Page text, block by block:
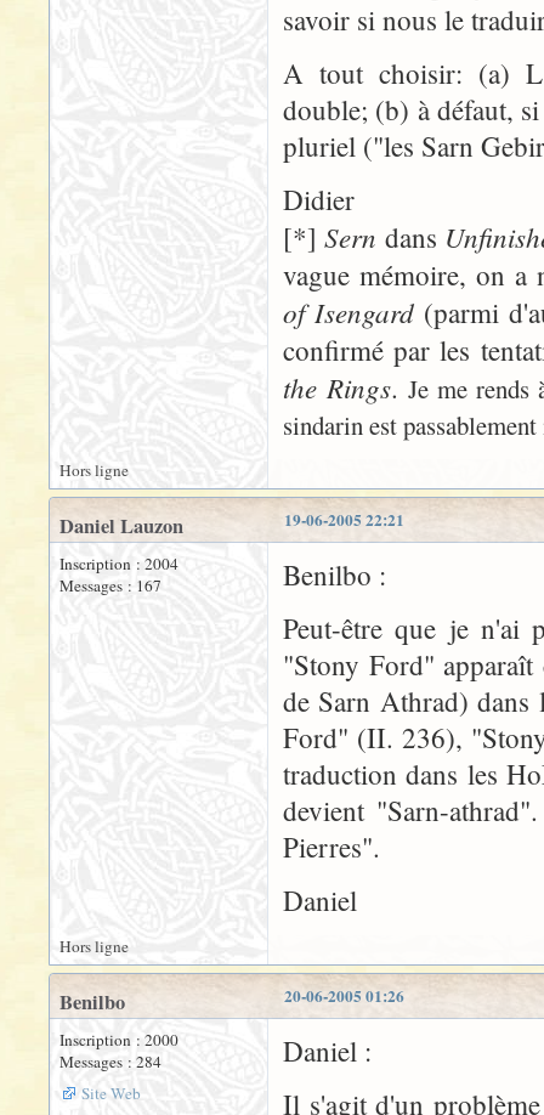
savoir si nous le
A tout choisir: (a)
double; (b) à défaut,
pluriel ("les Sarn
Didier
[*]Sern dans
vague mémoire, on
of Isengard (parmi
confirmé par les
the Rings. Je me
sindarin est
Hors ligne
19-06-2005 22:21
Daniel Lauzon
Inscription : 2004
Messages : 167
Benilbo :
Peut-être que je n'ai
"Stony Ford"
de Sarn Athrad)
Ford" (II. 236),
traduction dans les
devient "Sarn-
Pierres".
Daniel
Hors ligne
20-06-2005 01:26
Benilbo
Inscription : 2000
Messages : 284
Site Web
Daniel :
Il s'agit d'un